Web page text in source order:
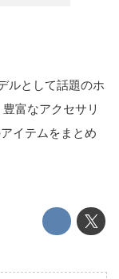
ルとして話題のホ
豊富なアクセサリ
イテムをまとめ